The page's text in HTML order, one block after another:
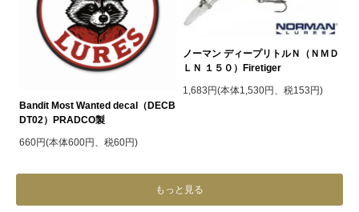
Bandit Most Wanted decal（DECB
DT02）PRADCO製
660円(本体600円、税60円)
ノーマン ディープリトルＮ（ＮＭＤ
ＬＮ １５０）Firetiger
1,683円(本体1,530円、税153円)
もっと見る